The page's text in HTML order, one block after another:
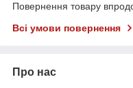
Повернення товару
Всі умови повернення
Про нас